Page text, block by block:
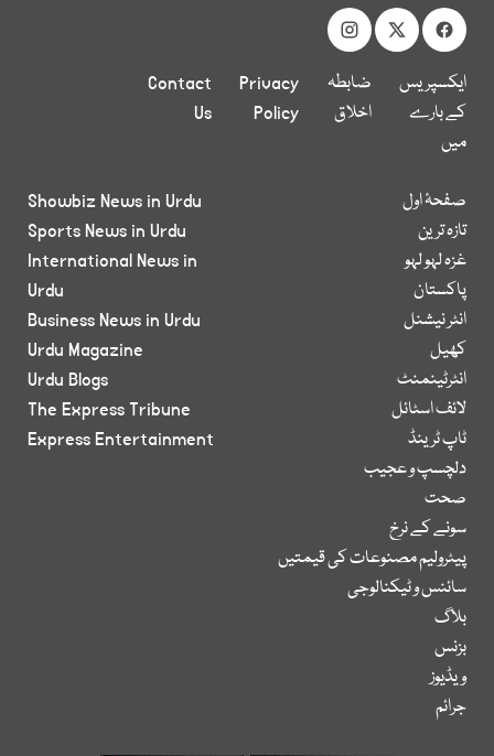
ایکسپریس
کے بارے
میں
ضابطہ
اخلاق
Privacy
Policy
Contact
Us
صفحۂ اول
تازہ ترین
غزہ لہو لہو
پاکستان
انٹر نیشنل
کھیل
انٹرٹینمنٹ
لائف اسٹائل
ٹاپ ٹرینڈ
دلچسپ و عجیب
صحت
سونے کے نرخ
پیٹرولیم مصنوعات کی قیمتیں
سائنس و ٹیکنالوجی
بلاگ
بزنس
ویڈیوز
جرائم
Showbiz News in Urdu
Sports News in Urdu
International News in
Urdu
Business News in Urdu
Urdu Magazine
Urdu Blogs
The Express Tribune
Express Entertainment